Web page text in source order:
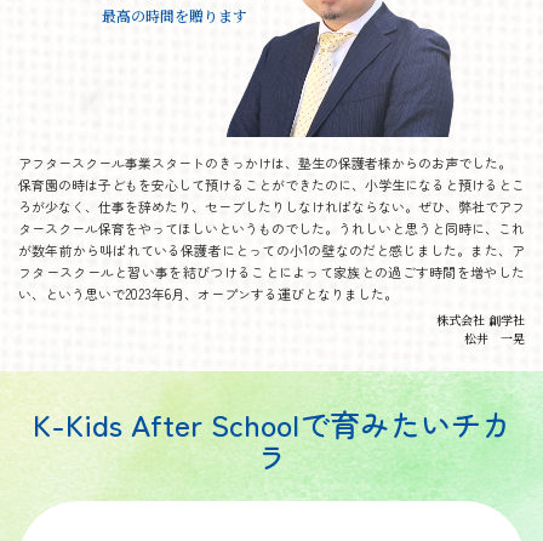
最高の時間を贈ります
アフタースクール事業スタートのきっかけは、塾生の保護者様からのお声でした。
保育園の時は子どもを安心して預けることができたのに、小学生になると預けるとこ
ろが少なく、仕事を辞めたり、セーブしたりしなければならない。ぜひ、弊社でアフ
タースクール保育をやってほしいというものでした。うれしいと思うと同時に、これ
が数年前から叫ばれている保護者にとっての小1の壁なのだと感じました。また、ア
フタースクールと習い事を結びつけることによって家族との過ごす時間を増やした
い、という思いで2023年6月、オープンする運びとなりました。
株式会社 創学社
松井 一晃
K-Kids After Schoolで育みたいチカ
ラ